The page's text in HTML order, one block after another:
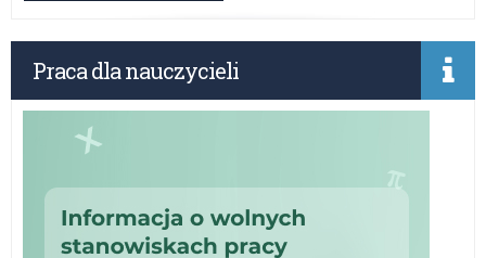
Praca dla nauczycieli